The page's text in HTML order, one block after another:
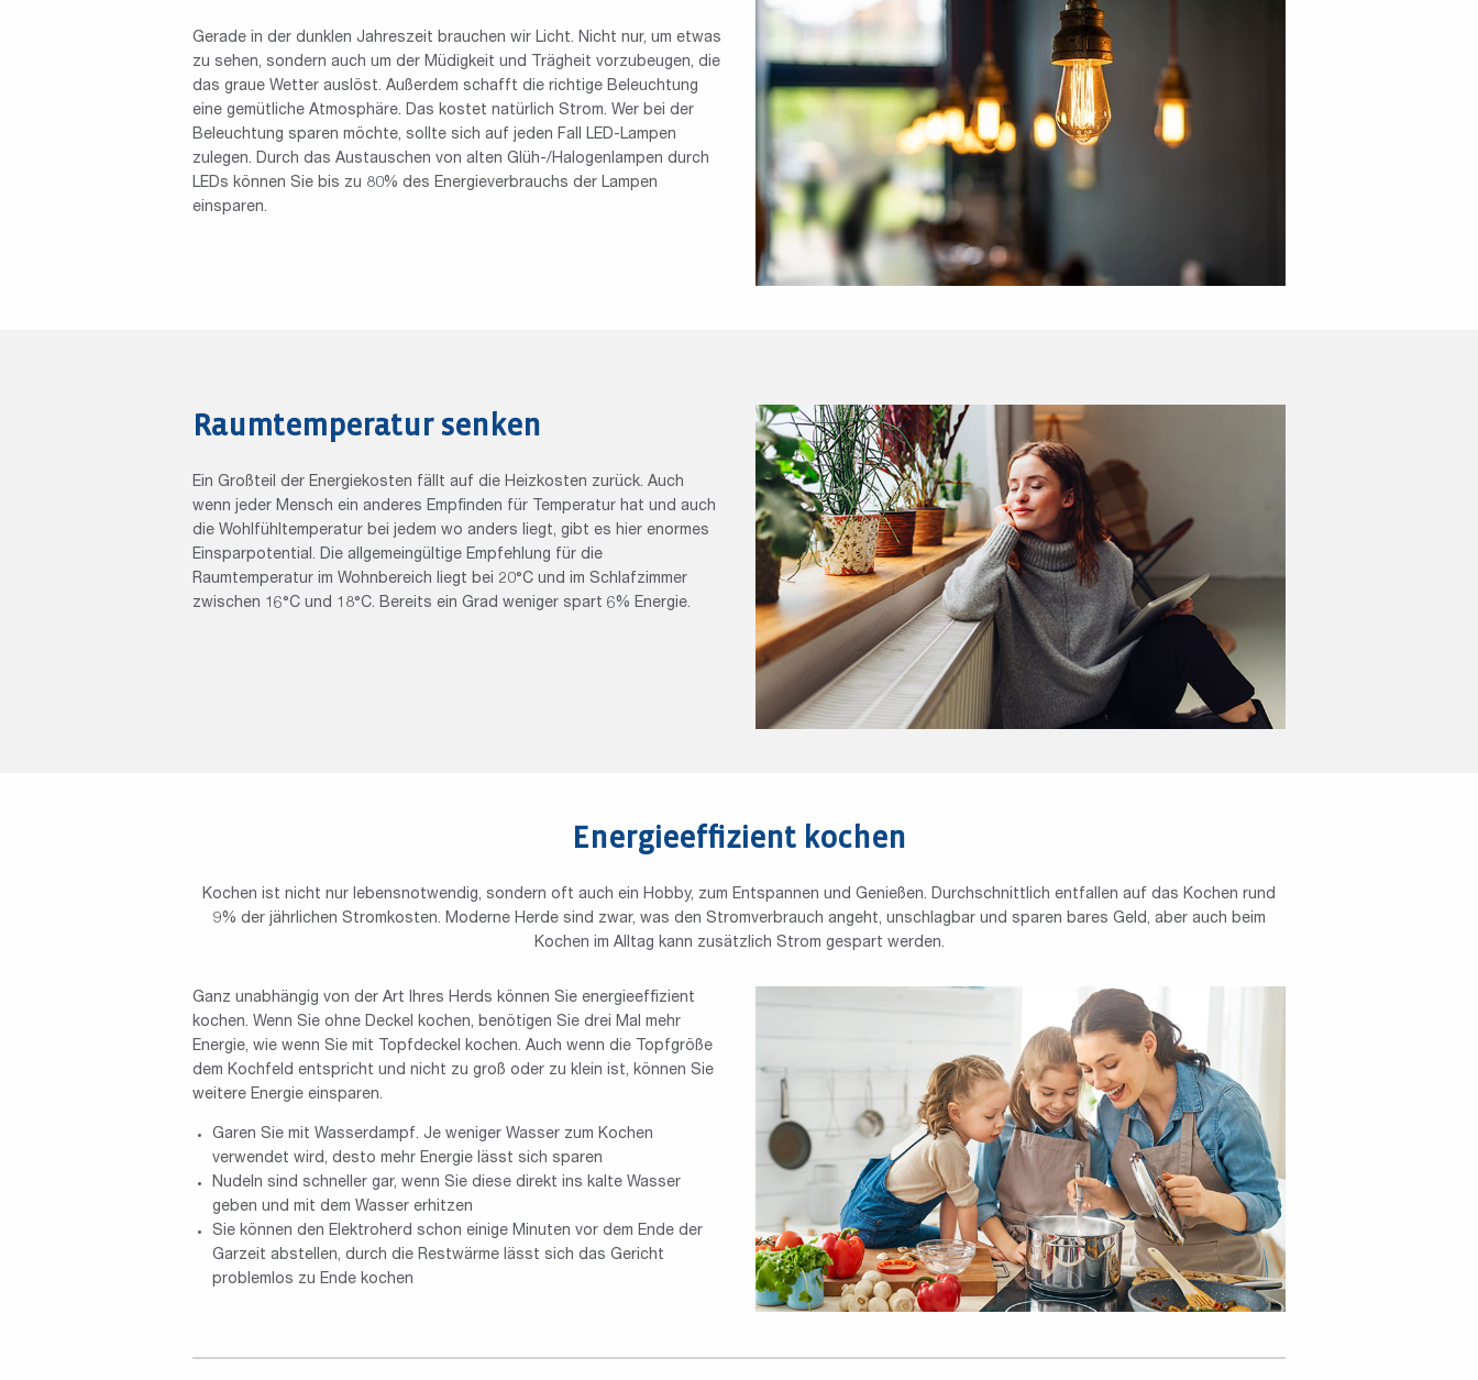
Gerade in der dunklen Jahreszeit brauchen wir Licht. Nicht nur, um etwas
zu sehen, sondern auch um der Müdigkeit und Trägheit vorzubeugen, die
das graue Wetter auslöst. Außerdem schafft die richtige Beleuchtung
eine gemütliche Atmosphäre. Das kostet natürlich Strom. Wer bei der
Beleuchtung sparen möchte, sollte sich auf jeden Fall LED-Lampen
zulegen. Durch das Austauschen von alten Glüh-/Halogenlampen durch
LEDs können Sie bis zu 80% des Energieverbrauchs der Lampen
einsparen.
Raumtemperatur senken
Ein Großteil der Energiekosten fällt auf die Heizkosten zurück. Auch
wenn jeder Mensch ein anderes Empfinden für Temperatur hat und auch
die Wohlfühltemperatur bei jedem wo anders liegt, gibt es hier enormes
Einsparpotential. Die allgemeingültige Empfehlung für die
Raumtemperatur im Wohnbereich liegt bei 20°C und im Schlafzimmer
zwischen 16°C und 18°C. Bereits ein Grad weniger spart 6% Energie.
Energieeffizient kochen
Kochen ist nicht nur lebensnotwendig, sondern oft auch ein Hobby, zum Entspannen und Genießen. Durchschnittlich entfallen auf das Kochen rund
9% der jährlichen Stromkosten. Moderne Herde sind zwar, was den Stromverbrauch angeht, unschlagbar und sparen bares Geld, aber auch beim
Kochen im Alltag kann zusätzlich Strom gespart werden.
Ganz unabhängig von der Art Ihres Herds können Sie energieeffizient
kochen. Wenn Sie ohne Deckel kochen, benötigen Sie drei Mal mehr
Energie, wie wenn Sie mit Topfdeckel kochen. Auch wenn die Topfgröße
dem Kochfeld entspricht und nicht zu groß oder zu klein ist, können Sie
weitere Energie einsparen.
Garen Sie mit Wasserdampf. Je weniger Wasser zum Kochen
verwendet wird, desto mehr Energie lässt sich sparen
Nudeln sind schneller gar, wenn Sie diese direkt ins kalte Wasser
geben und mit dem Wasser erhitzen
Sie können den Elektroherd schon einige Minuten vor dem Ende der
Garzeit abstellen, durch die Restwärme lässt sich das Gericht
problemlos zu Ende kochen